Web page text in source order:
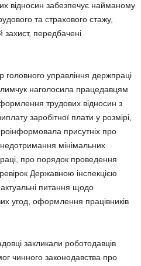
відносин забезпечує найманому
та страхового стажу,
захист, передбачені
головного управління держпраці
наголосила працедавцям
трудових відносин з
заробітної плати у розмірі,
присутніх про
мінімальних
про порядок проведення
Державною інспекцією
питання щодо
угод, оформлення працівників
закликали роботодавців
чинного законодавства про